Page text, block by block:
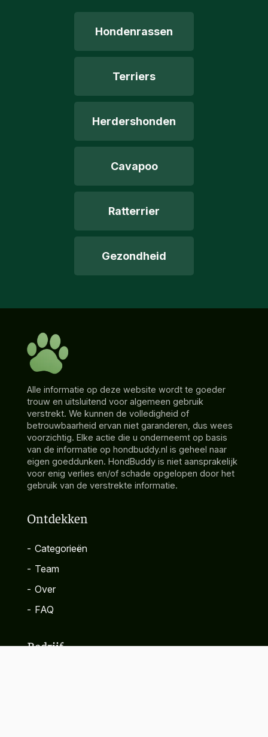
Hondenrassen
Terriers
Herdershonden
Cavapoo
Ratterrier
Gezondheid
Alle informatie op deze website wordt te goeder
trouw en uitsluitend voor algemeen gebruik
verstrekt. We kunnen de volledigheid of
betrouwbaarheid ervan niet garanderen, dus wees
voorzichtig. Elke actie die u onderneemt op basis
van de informatie op hondbuddy.nl is geheel naar
eigen goeddunken. HondBuddy is niet aansprakelijk
voor enig verlies en/of schade opgelopen door het
gebruik van de verstrekte informatie.
Ontdekken
- Categorieën
- Team
- Over
- FAQ
Bedrijf